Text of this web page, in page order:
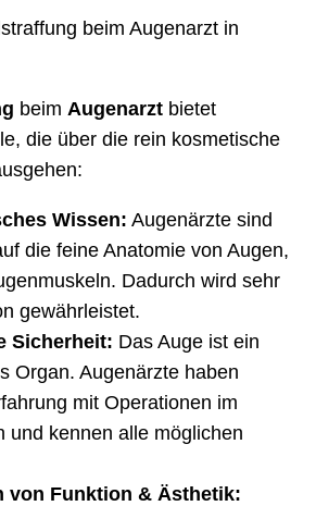
beim Augenarzt in
beim Augenarzt bietet
die über die rein kosmetische
Wissen: Augenärzte sind
die feine Anatomie von Augen,
Dadurch wird sehr
gewährleistet.
Sicherheit: Das Auge ist ein
Organ. Augenärzte haben
mit Operationen im
und kennen alle möglichen
von Funktion & Ästhetik: